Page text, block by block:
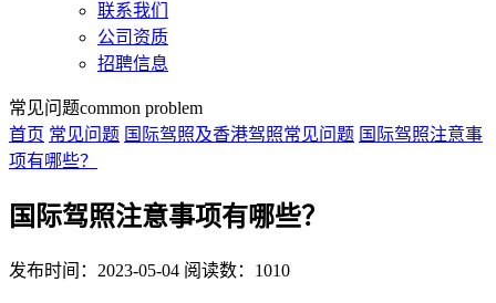
联系我们
公司资质
招聘信息
常见问题common problem
首页 常见问题 国际驾照及香港驾照常见问题 国际驾照注意事
项有哪些？
国际驾照注意事项有哪些？
发布时间：2023-05-04 阅读数：1010